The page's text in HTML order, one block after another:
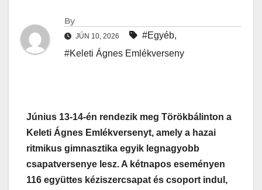
By
JÚN 10, 2026 #Egyéb,
#Keleti Ágnes Emlékverseny
Június 13-14-én rendezik meg Törökbálinton a
Keleti Ágnes Emlékversenyt, amely a hazai
ritmikus gimnasztika egyik legnagyobb
csapatversenye lesz. A kétnapos eseményen
116 együttes kéziszercsapat és csoport indul,